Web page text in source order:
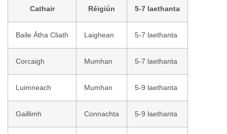
Cathair Réigiún 5-7 laethanta
Baile Átha Cliath Laighean 5-7 laethanta
Corcaigh Mumhan 5-7 laethanta
Luimneach Mumhan 5-9 laethanta
Gaillimh Connachta 5-9 laethanta